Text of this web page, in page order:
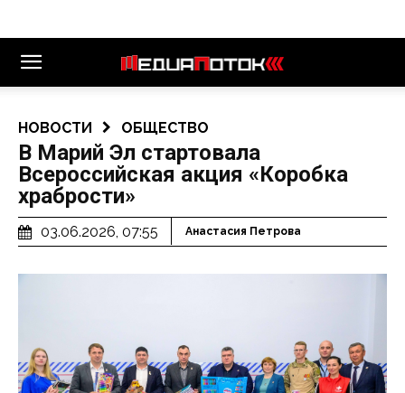
НОВОСТИ ОБЩЕСТВО
В Марий Эл стартовала
Всероссийская акция «Коробка
храбрости»
03.06.2026, 07:55 Анастасия Петрова